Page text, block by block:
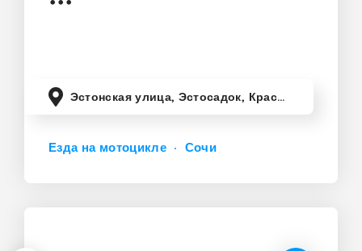
moto-trip от "MOUNTAIN
Эстонская улица, Эстосадок, Краснодарский край, Россия
Езда на мотоцикле Сочи